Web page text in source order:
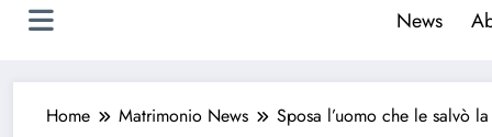
News
Home Matrimonio News Sposa l’uomo che le salvò